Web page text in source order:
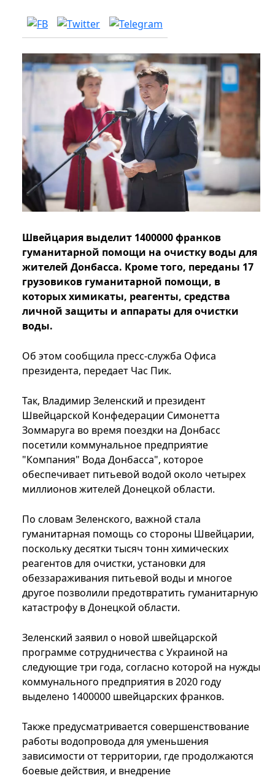
Швейцария выделит 1400000 франков
гуманитарной помощи на очистку воды для
жителей Донбасса. Кроме того, переданы 17
грузовиков гуманитарной помощи, в
которых химикаты, реагенты, средства
личной защиты и аппараты для очистки
воды.
Об этом сообщила пресс-служба Офиса
президента, передает Час Пик.
Так, Владимир Зеленский и президент
Швейцарской Конфедерации Симонетта
Зоммаруга во время поездки на Донбасс
посетили коммунальное предприятие
"Компания" Вода Донбасса", которое
обеспечивает питьевой водой около четырех
миллионов жителей Донецкой области.
По словам Зеленского, важной стала
гуманитарная помощь со стороны Швейцарии,
поскольку десятки тысяч тонн химических
реагентов для очистки, установки для
обеззараживания питьевой воды и многое
другое позволили предотвратить гуманитарную
катастрофу в Донецкой области.
Зеленский заявил о новой швейцарской
программе сотрудничества с Украиной на
следующие три года, согласно которой на нужды
коммунального предприятия в 2020 году
выделено 1400000 швейцарских франков.
Также предусматривается совершенствование
работы водопровода для уменьшения
зависимости от территории, где продолжаются
боевые действия, и внедрение